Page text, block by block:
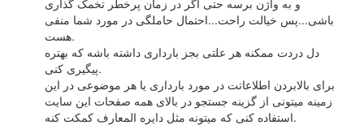
باشی...پس خیالت راحت...احتمال حاملگی در مورد شما منفی
هست.
دل دردت ممکنه هر علتی بجز بارداری داشته باشه که بهتره
پیگیری کنی.
برای بالابردن اطلاعاتت در مورد بارداری یا هر موضوعی در این
زمینه میتونی از گزینه جستجو در بالای همه صفحات این سایت
استفاده کنی که میتونه مثل دایره المعارف کمکت کنه.